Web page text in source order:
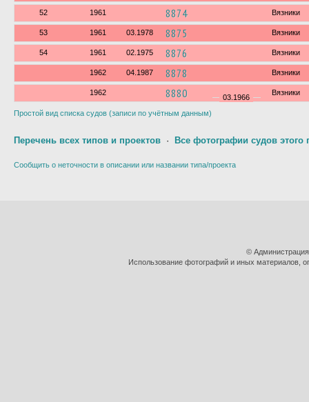
52 1961 8874 Вязники
53 1961 03.1978 8875 Вязники
54 1961 02.1975 8876 Вязники
1962 04.1987 8878 Вязники
1962 8880 03.1966
Вязники
Простой вид списка судов (записи по учётным данным)
Перечень всех типов и проектов · Все фотографии судов этого
Сообщить о неточности в описании или названии типа/проекта
©
Использование фотографий и иных материалов,